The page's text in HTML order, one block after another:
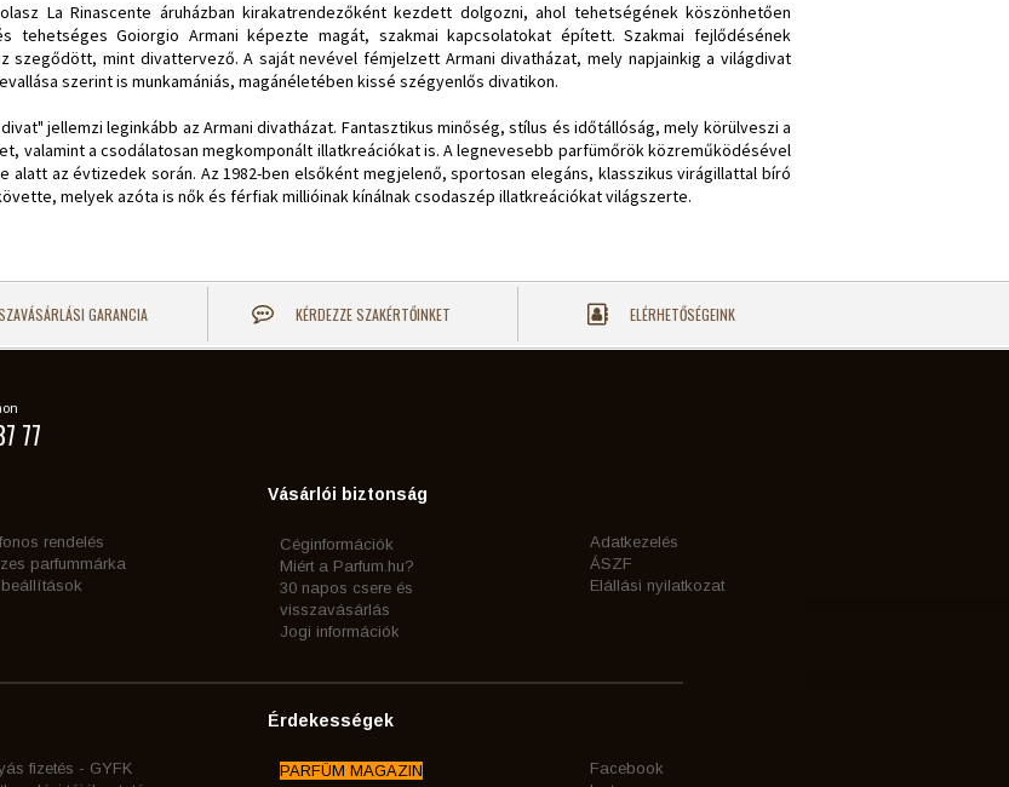
La Rinascente áruházban kirakatrendezőként kezdett dolgozni, ahol tehetségének köszönhetően
tehetséges Goiorgio Armani képezte magát, szakmai kapcsolatokat épített. Szakmai fejlődésének
szegődött, mint divattervező. A saját nevével fémjelzett Armani divatházat, mely napjainkig a világdivat
szerint is munkamániás, magánéletében kissé szégyenlős divatikon.
jellemzi leginkább az Armani divatházat. Fantasztikus minőség, stílus és időtállóság, mely körülveszi a
valamint a csodálatosan megkomponált illatkreációkat is. A legnevesebb parfümőrök közreműködésével
az évtizedek során. Az 1982-ben elsőként megjelenő, sportosan elegáns, klasszikus virágillattal bíró
melyek azóta is nők és férfiak millióinak kínálnak csodaszép illatkreációkat világszerte.
GARANCIA KÉRDEZZE SZAKÉRTŐINKET ELÉRHETŐSÉGEINK
77
rendelés
parfummárka
Vásárlói biztonság
Céginformációk
Miért a Parfum.hu?
30 napos csere és
visszavásárlás
Jogi információk
Adatkezelés
ÁSZF
Elállási nyilatkozat
fizetés - GYFK
Érdekességek
PARFÜM MAGAZIN
Facebook